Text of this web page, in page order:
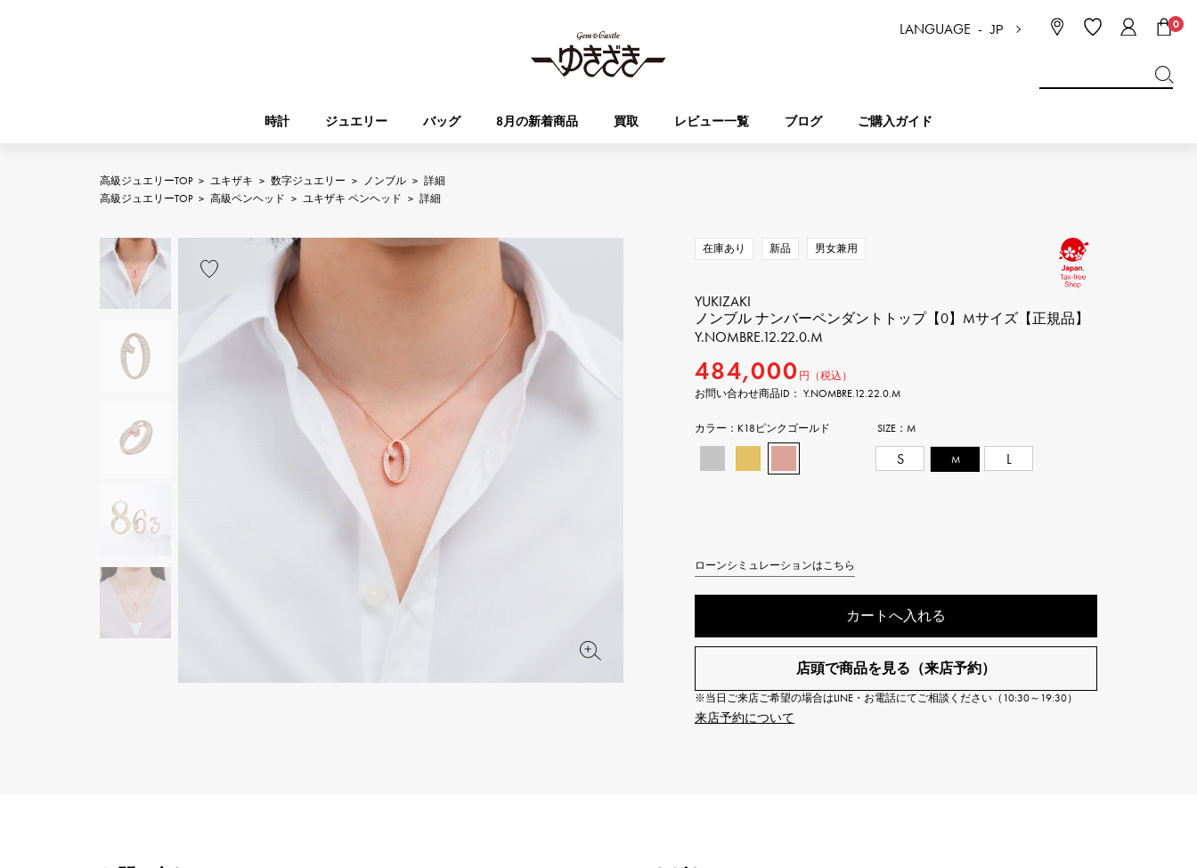
LANGUAGE -JP 0
時計 ジュエリー バッグ 8月の新着商品 買取 レビュー一覧 ブログ ご購入ガイド
ROLEX HUBLOT
A.LANGE & SOHNE
FRANCK MULLER
フランク・ミュラー
RICHARD MILLE
リシャール・ミル
VACHERON CONSTANTIN
JAEGER LE COULTRE
ジャガー・ルクルト シャネル カルティエ
BVLGARI
ブルガリ
VINTAGE WATCH
ヴィンテージウォッチ
すべての時計ブランドを見る
YUKIZAKI ジュエリー
REGALIA
NOMBRE putite
アルファプティ
TwinPinky
ツインピンキー
ANGLER
アングラー
ETERNITY
YUKIZAKI BACHIKAN
ゆきざき バチカン
バーキン
ガーデンパーティー
高級ジュエリーTOP > ユキザキ > 数字ジュエリー > ノンブル > 詳細
高級ジュエリーTOP > 高級ペンヘッド > ユキザキ ペンヘッド > 詳細
在庫あり 新品 男女兼用
YUKIZAKI
ノンブル ナンバーペンダントトップ【0】Mサイズ【正規品】
Y.NOMBRE.12.22.0.M
484,000 円（税込）
お問い合わせ商品ID： Y.NOMBRE.12.22.0.M
カラー： K18ピンクゴールド SIZE： M
S M L
ローンシミュレーションはこちら
カートへ入れる
店頭で商品を見る（来店予約）
※当日ご来店ご希望の場合はLINE・お電話にてご相談ください（10:30～19:30）
来店予約について